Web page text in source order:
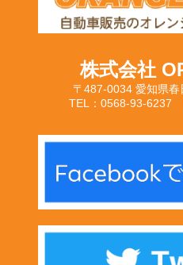
株式会社
〒487-0034 愛知県
TEL：0568-93-6237